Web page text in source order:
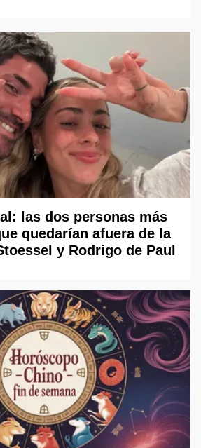
las dos personas más
quedarían afuera de la
y Rodrigo de Paul